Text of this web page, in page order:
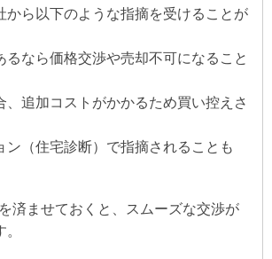
から以下のような指摘を受けることが
るなら価格交渉や売却不可になること
、追加コストがかかるため買い控えさ
ン（住宅診断）で指摘されることも
済ませておくと、スムーズな交渉が